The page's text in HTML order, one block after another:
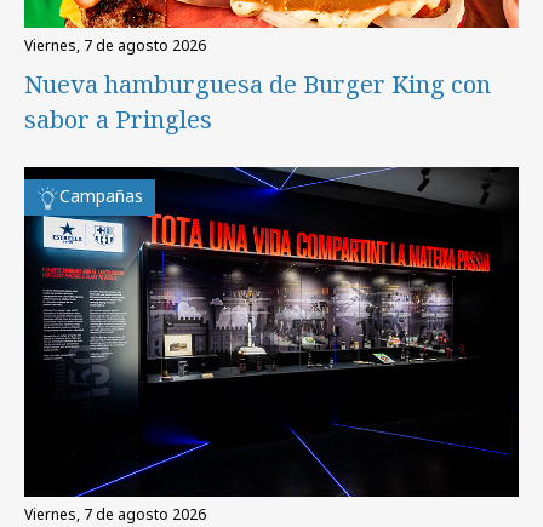
viernes, 7 de agosto 2026
Nueva hamburguesa de Burger King con
sabor a Pringles
Campañas
viernes, 7 de agosto 2026